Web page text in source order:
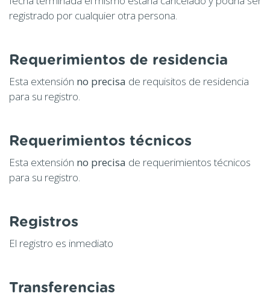
registrado por cualquier otra persona.
Requerimientos de residencia
Esta extensión no precisa de requisitos de residencia
para su registro.
Requerimientos técnicos
Esta extensión no precisa de requerimientos técnicos
para su registro.
Registros
El registro es inmediato
Transferencias